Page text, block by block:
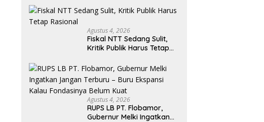
Agustus 4, 2026
Fiskal NTT Sedang Sulit,
Kritik Publik Harus Tetap
Agustus 4, 2026
RUPS LB PT. Flobamor,
Gubernur Melki Ingatkan